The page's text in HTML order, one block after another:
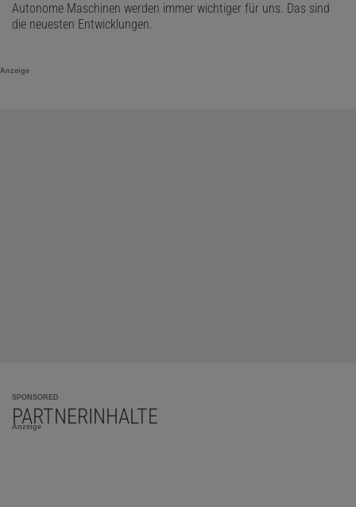
Autonome Maschinen werden immer wichtiger für uns. Das sind
die neuesten Entwicklungen.
Anzeige
SPONSORED
PARTNERINHALTE
Anzeige